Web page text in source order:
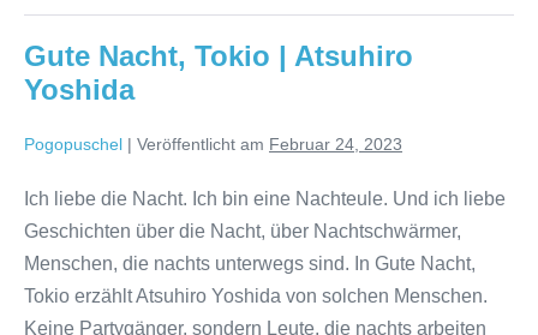
Gute Nacht, Tokio | Atsuhiro
Yoshida
Pogopuschel | Veröffentlicht am Februar 24, 2023
Ich liebe die Nacht. Ich bin eine Nachteule. Und ich liebe
Geschichten über die Nacht, über Nachtschwärmer,
Menschen, die nachts unterwegs sind. In Gute Nacht,
Tokio erzählt Atsuhiro Yoshida von solchen Menschen.
Keine Partygänger, sondern Leute, die nachts arbeiten